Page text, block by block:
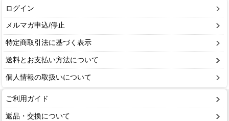
ログイン
メルマガ申込/停止
特定商取引法に基づく表示
送料とお支払い方法について
個人情報の取扱いについて
ご利用ガイド
返品・交換について